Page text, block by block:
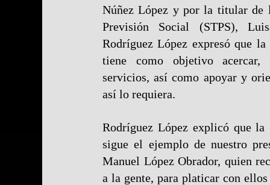
Núñez López y por la titular de
Previsión Social (STPS),
Rodríguez López expresó que la
tiene como objetivo acercar,
servicios, así como apoyar y
así lo requiera.
Rodríguez López explicó que la
sigue el ejemplo de nuestro
Manuel López Obrador, quien
a la gente, para platicar con